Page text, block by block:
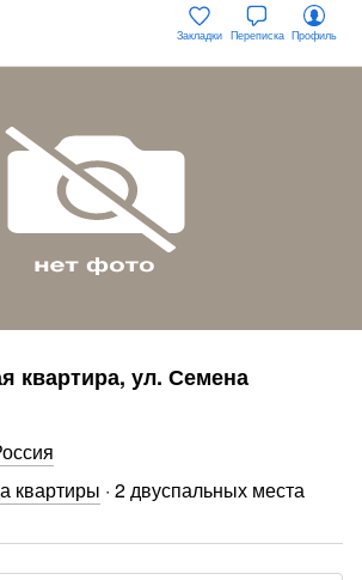
Закладки Переписка Профиль
квартира, ул. Семена
квартиры · 2 двуспальных места